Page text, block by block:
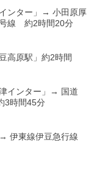
ンター」→ 小田原厚
線 約2時間20分
高原駅」約2時間
インター」→ 国道
3時間45分
伊東線伊豆急行線